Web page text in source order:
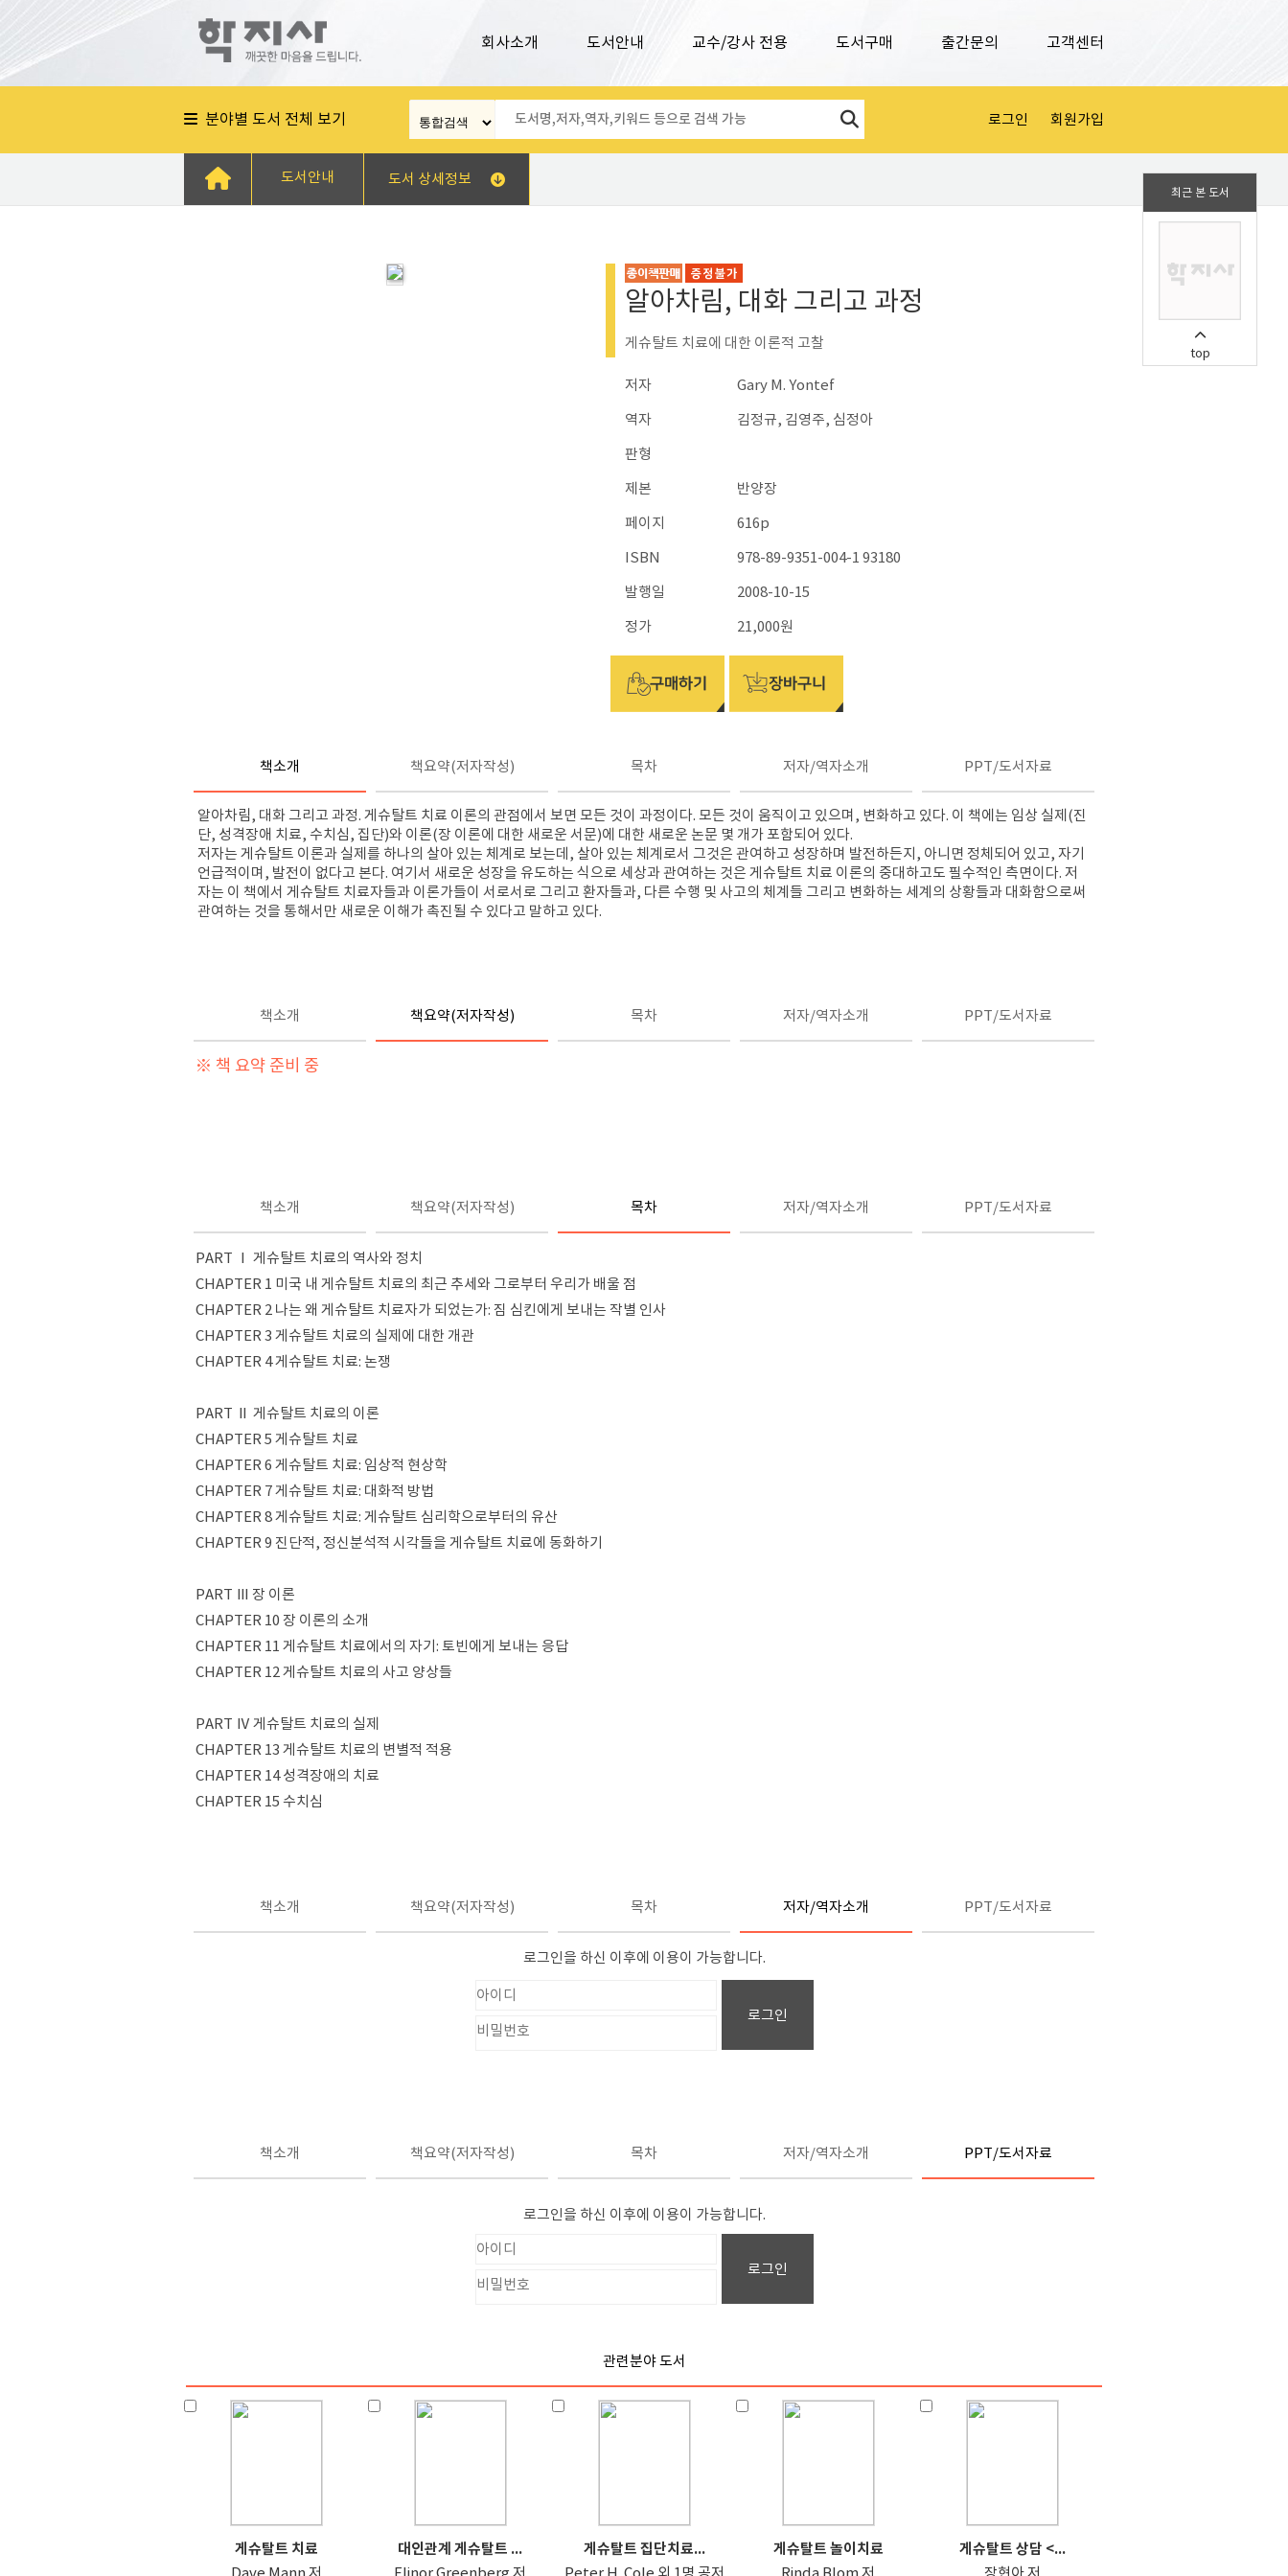
최근 본 도서
top
회사소개 도서안내 교수/강사 전용 도서구매 출간문의 고객센터
분야별 도서 전체 보기 로그인 회원가입
도서안내 도서 상세정보
알아차림, 대화 그리고 과정
게슈탈트 치료에 대한 이론적 고찰
저자
Gary M. Yontef
역자
김정규, 김영주, 심정아
판형
제본
반양장
페이지
616p
ISBN
978-89-9351-004-1 93180
발행일
2008-10-15
정가
21,000원
책소개 책요약(저자작성) 목차 저자/역자소개 PPT/도서자료
알아차림, 대화 그리고 과정. 게슈탈트 치료 이론의 관점에서 보면 모든 것이 과정이다. 모든 것이 움직이고 있으며, 변화하고 있다. 이 책에는 임상 실제(진
단, 성격장애 치료, 수치심, 집단)와 이론(장 이론에 대한 새로운 서문)에 대한 새로운 논문 몇 개가 포함되어 있다.
저자는 게슈탈트 이론과 실제를 하나의 살아 있는 체계로 보는데, 살아 있는 체계로서 그것은 관여하고 성장하며 발전하든지, 아니면 정체되어 있고, 자기
언급적이며, 발전이 없다고 본다. 여기서 새로운 성장을 유도하는 식으로 세상과 관여하는 것은 게슈탈트 치료 이론의 중대하고도 필수적인 측면이다. 저
자는 이 책에서 게슈탈트 치료자들과 이론가들이 서로서로 그리고 환자들과, 다른 수행 및 사고의 체계들 그리고 변화하는 세계의 상황들과 대화함으로써
관여하는 것을 통해서만 새로운 이해가 촉진될 수 있다고 말하고 있다.
책소개 책요약(저자작성) 목차 저자/역자소개 PPT/도서자료
※ 책 요약 준비 중
책소개 책요약(저자작성) 목차 저자/역자소개 PPT/도서자료
PART Ⅰ 게슈탈트 치료의 역사와 정치
CHAPTER 1 미국 내 게슈탈트 치료의 최근 추세와 그로부터 우리가 배울 점
CHAPTER 2 나는 왜 게슈탈트 치료자가 되었는가: 짐 심킨에게 보내는 작별 인사
CHAPTER 3 게슈탈트 치료의 실제에 대한 개관
CHAPTER 4 게슈탈트 치료: 논쟁
PART Ⅱ 게슈탈트 치료의 이론
CHAPTER 5 게슈탈트 치료
CHAPTER 6 게슈탈트 치료: 임상적 현상학
CHAPTER 7 게슈탈트 치료: 대화적 방법
CHAPTER 8 게슈탈트 치료: 게슈탈트 심리학으로부터의 유산
CHAPTER 9 진단적, 정신분석적 시각들을 게슈탈트 치료에 동화하기
PART Ⅲ 장 이론
CHAPTER 10 장 이론의 소개
CHAPTER 11 게슈탈트 치료에서의 자기: 토빈에게 보내는 응답
CHAPTER 12 게슈탈트 치료의 사고 양상들
PART Ⅳ 게슈탈트 치료의 실제
CHAPTER 13 게슈탈트 치료의 변별적 적용
CHAPTER 14 성격장애의 치료
CHAPTER 15 수치심
책소개 책요약(저자작성) 목차 저자/역자소개 PPT/도서자료
로그인을 하신 이후에 이용이 가능합니다.
로그인
책소개 책요약(저자작성) 목차 저자/역자소개 PPT/도서자료
로그인을 하신 이후에 이용이 가능합니다.
로그인
관련분야 도서
게슈탈트 치료
대인관계 게슈탈트 ...
게슈탈트 집단치료...
게슈탈트 놀이치료
게슈탈트 상담 <...